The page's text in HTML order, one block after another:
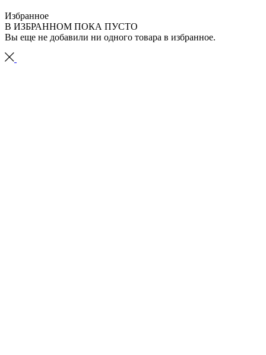
Избранное
В ИЗБРАННОМ ПОКА ПУСТО
Вы еще не добавили ни одного товара в избранное.